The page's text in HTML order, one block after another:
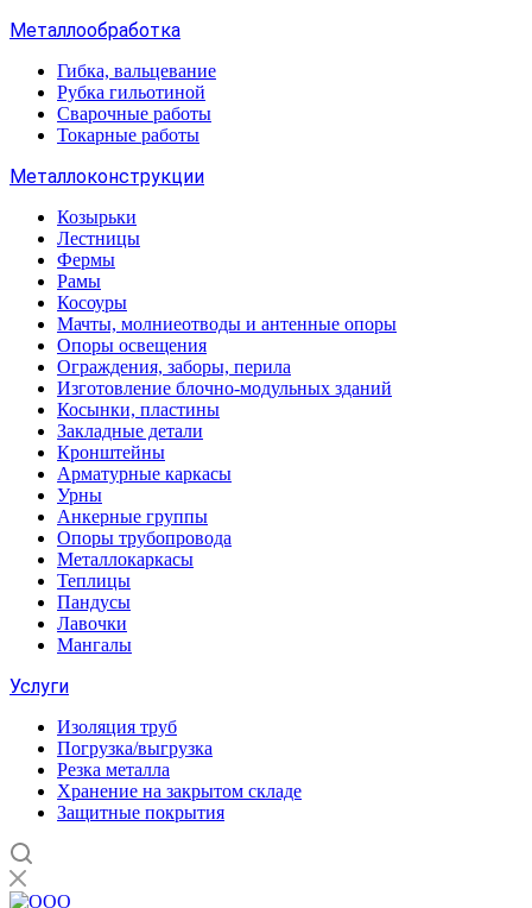
Металлообработка
Гибка, вальцевание
Рубка гильотиной
Сварочные работы
Токарные работы
Металлоконструкции
Козырьки
Лестницы
Фермы
Рамы
Косоуры
Мачты, молниеотводы и антенные опоры
Опоры освещения
Ограждения, заборы, перила
Изготовление блочно-модульных зданий
Косынки, пластины
Закладные детали
Кронштейны
Арматурные каркасы
Урны
Анкерные группы
Опоры трубопровода
Металлокаркасы
Теплицы
Пандусы
Лавочки
Мангалы
Услуги
Изоляция труб
Погрузка/выгрузка
Резка металла
Хранение на закрытом складе
Защитные покрытия